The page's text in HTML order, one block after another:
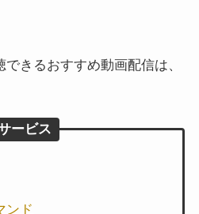
きるおすすめ動画配信は、
ービス
ンド